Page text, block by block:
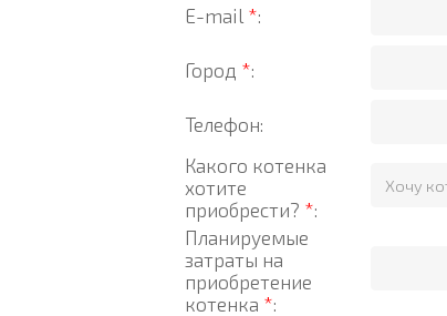
E-mail *:
Город *:
Телефон:
Какого котенка
хотите
приобрести? *:
Планируемые
затраты на
приобретение
котенка *: